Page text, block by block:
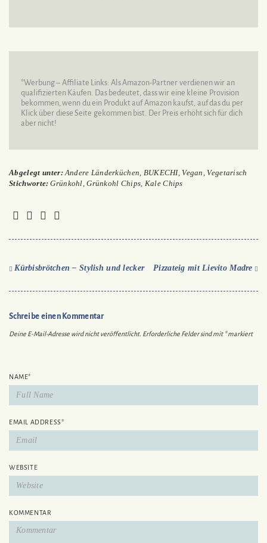
*Werbung – Affiliate Links: Als Amazon-Partner verdienen wir an
qualifizierten Käufen. Das bedeutet, dass wir eine kleine Provision
bekommen, wenn du ein Produkt auf Amazon kaufst, auf das du per
Klick über diese Seite gekommen bist. Der Preis erhöht sich für dich
aber nicht!
Abgelegt unter: Andere Länderküchen BUKECHI, Vegan Vegetarisch
Stichworte: Grünkohl ,Grünkohl Chips Kale Chips
Kürbisbrötchen – Stylish und lecker Pizzateig mit Lievito Madre
Schreibe einen Kommentar
Deine E-Mail-Adresse wird nicht veröffentlicht. Erforderliche Felder sind mit *markiert
NAME*
EMAIL ADDRESS*
WEBSITE
KOMMENTAR